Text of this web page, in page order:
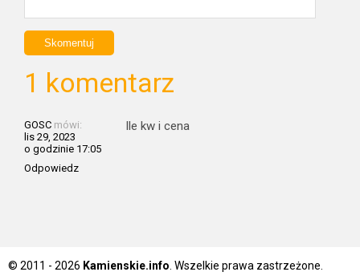
1 komentarz
GOSC mówi:
lis 29, 2023
o godzinie 17:05
Odpowiedz
Ile kw i cena
© 2011 - 2026 Kamienskie.info . Wszelkie prawa zastrzeżone.